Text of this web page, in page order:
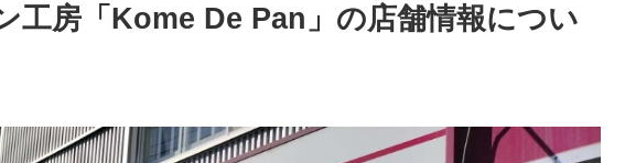
工房「Kome De Pan」の店舗情報につい